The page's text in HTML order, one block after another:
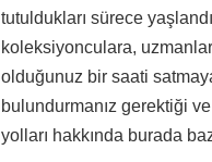
tutuldukları sürece
koleksiyonculara,
olduğunuz bir saati
bulundurmanız gerektiği
yolları hakkında burada